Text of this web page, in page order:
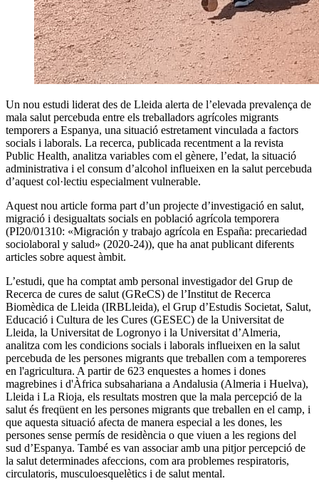
Un nou estudi liderat des de Lleida alerta de l’elevada prevalença de
mala salut percebuda entre els treballadors agrícoles migrants
temporers a Espanya, una situació estretament vinculada a factors
socials i laborals. La recerca, publicada recentment a la revista
Public Health, analitza variables com el gènere, l’edat, la situació
administrativa i el consum d’alcohol influeixen en la salut percebuda
d’aquest col·lectiu especialment vulnerable.
Aquest nou article forma part d’un projecte d’investigació en salut,
migració i desigualtats socials en població agrícola temporera
(PI20/01310: «Migración y trabajo agrícola en España: precariedad
sociolaboral y salud» (2020-24)), que ha anat publicant diferents
articles sobre aquest àmbit.
L’estudi, que ha comptat amb personal investigador del Grup de
Recerca de cures de salut (GReCS) de l’Institut de Recerca
Biomèdica de Lleida (IRBLleida), el Grup d’Estudis Societat, Salut,
Educació i Cultura de les Cures (GESEC) de la Universitat de
Lleida, la Universitat de Logronyo i la Universitat d’Almeria,
analitza com les condicions socials i laborals influeixen en la salut
percebuda de les persones migrants que treballen com a temporeres
en l'agricultura. A partir de 623 enquestes a homes i dones
magrebines i d'Àfrica subsahariana a Andalusia (Almeria i Huelva),
Lleida i La Rioja, els resultats mostren que la mala percepció de la
salut és freqüent en les persones migrants que treballen en el camp, i
que aquesta situació afecta de manera especial a les dones, les
persones sense permís de residència o que viuen a les regions del
sud d’Espanya. També es van associar amb una pitjor percepció de
la salut determinades afeccions, com ara problemes respiratoris,
circulatoris, musculoesquelètics i de salut mental.